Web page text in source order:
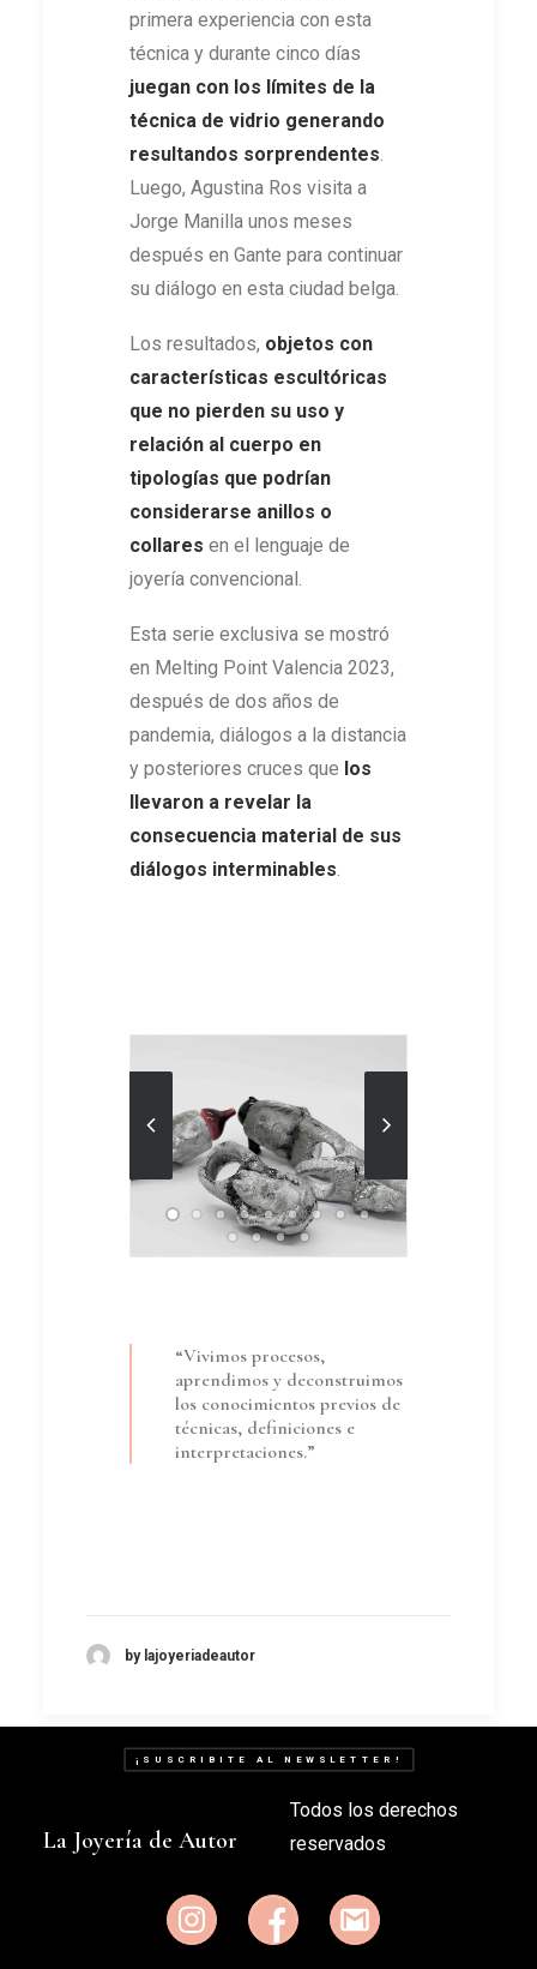
primera experiencia con esta
técnica y durante cinco días
juegan con los límites de la
técnica de vidrio generando
resultandos sorprendentes.
Luego, Agustina Ros visita a
Jorge Manilla unos meses
después en Gante para continuar
su diálogo en esta ciudad belga.
Los resultados, objetos con
características escultóricas
que no pierden su uso y
relación al cuerpo en
tipologías que podrían
considerarse anillos o
collares en el lenguaje de
joyería convencional.
Esta serie exclusiva se mostró
en Melting Point Valencia 2023,
después de dos años de
pandemia, diálogos a la distancia
y posteriores cruces que los
llevaron a revelar la
consecuencia material de sus
diálogos interminables.
“Vivimos procesos,
aprendimos y deconstruimos
los conocimientos previos de
técnicas, definiciones e
interpretaciones.”
by lajoyeriadeautor
¡SUSCRIBITE AL NEWSLETTER!
La Joyería de Autor
Todos los derechos
reservados